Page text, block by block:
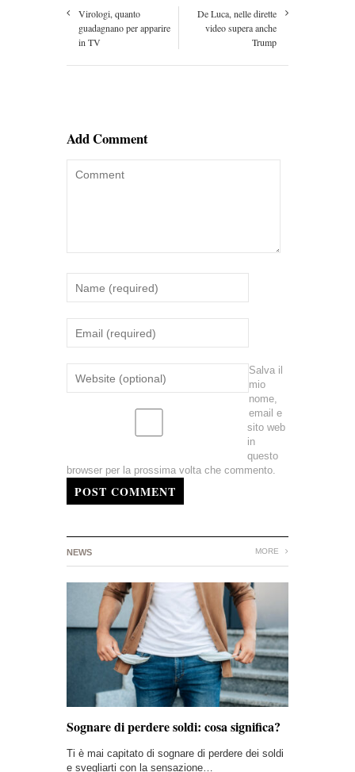
Virologi, quanto
guadagnano per apparire
in TV
De Luca, nelle dirette
video supera anche
Trump
Add Comment
Salva il
mio
nome,
email e
sito web
in
questo
browser per la prossima volta che commento.
POST COMMENT
NEWS MORE
Sognare di perdere soldi: cosa significa?
Ti è mai capitato di sognare di perdere dei soldi
e svegliarti con la sensazione…